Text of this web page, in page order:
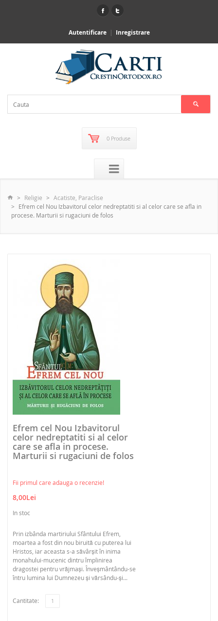
Autentificare Inregistrare
0 Produse
Religie
Acatiste, Paraclise
Efrem cel Nou Izbavitorul celor nedreptatiti si al celor care se afla in
procese. Marturii si rugaciuni de folos
Efrem cel Nou Izbavitorul
celor nedreptatiti si al celor
care se afla in procese.
Marturii si rugaciuni de folos
Fii primul care adauga o recenzie!
8,00Lei
In stoc
Prin izbânda martiriului Sfântului Efrem,
moartea a fost din nou biruită cu puterea lui
Hristos, iar aceasta s-a săvârșit în inima
monahului-mucenic dintru împlinirea
dragostei pentru vrăjmași. Înveșmântându-se
întru lumina lui Dumnezeu și vărsându-și...
Cantitate: